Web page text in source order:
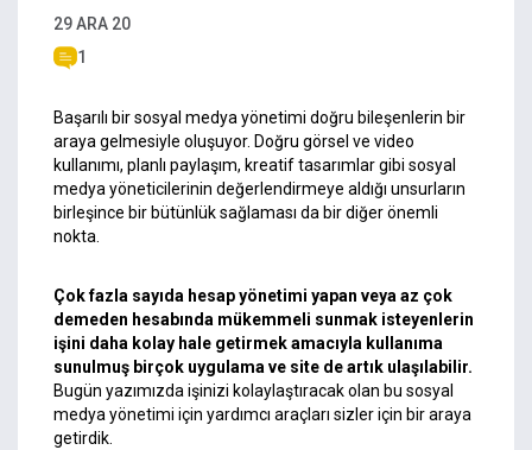
29 ARA 20
1
Başarılı bir sosyal medya yönetimi doğru bileşenlerin bir
araya gelmesiyle oluşuyor. Doğru görsel ve video
kullanımı, planlı paylaşım, kreatif tasarımlar gibi sosyal
medya yöneticilerinin değerlendirmeye aldığı unsurların
birleşince bir bütünlük sağlaması da bir diğer önemli
nokta.
Çok fazla sayıda hesap yönetimi yapan veya az çok
demeden hesabında mükemmeli sunmak isteyenlerin
işini daha kolay hale getirmek amacıyla kullanıma
sunulmuş birçok uygulama ve site de artık ulaşılabilir.
Bugün yazımızda işinizi kolaylaştıracak olan bu sosyal
medya yönetimi için yardımcı araçları sizler için bir araya
getirdik.